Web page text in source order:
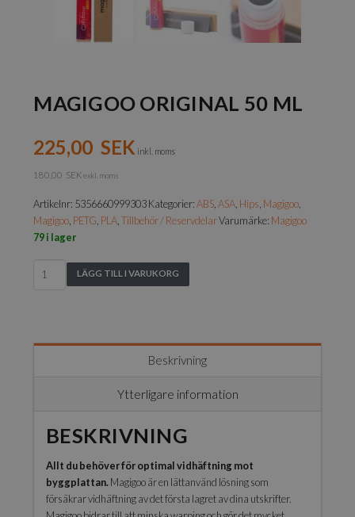
MAGIGOO ORIGINAL 50 ML
225,00 SEK inkl. moms
180,00 SEK exkl. moms
Artikelnr: 5356660999303Kategorier:ABS ,ASA Hips Magigoo
Magigoo PETG PLA ,Tillbehör / ReservdelarVarumärke: Magigoo
79 i lager
Magigoo
Original
LÄGG TILL I VARUKORG
Beskrivning
Ytterligare information
BESKRIVNING
Allt du behöver för optimal vidhäftning mot
byggplattan.Magigoo är en lättanvänd lösning som
försäkrar vidhäftning av det första lagret av dina utskrifter.